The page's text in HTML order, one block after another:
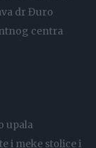
dr Đuro
centra
upala
i meke stolice i